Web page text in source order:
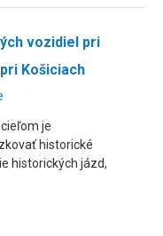
vozidiel pri
Košiciach
je
historické
historických jázd,